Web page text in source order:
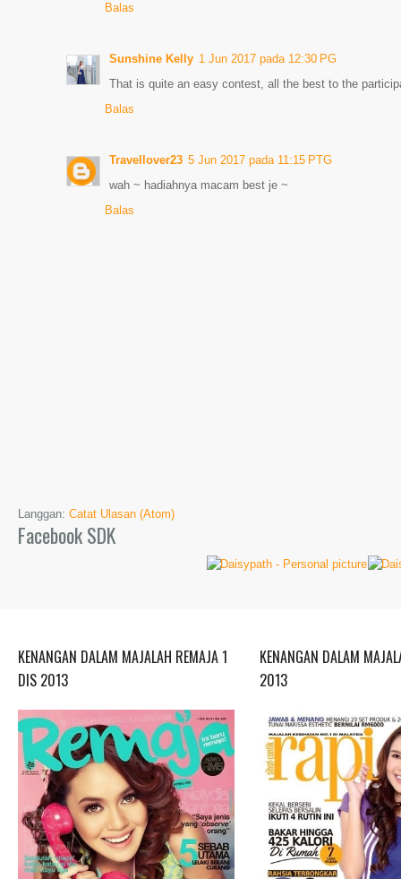
Balas
Sunshine Kelly 1 Jun 2017 pada 12:30 PG
That is quite an easy contest, all the best to the
Balas
Travellover23 5 Jun 2017 pada 11:15 PTG
wah ~ hadiahnya macam best je ~
Balas
Langgan: Catat Ulasan (Atom)
Facebook SDK
KENANGAN DALAM MAJALAH REMAJA 1
DIS 2013
KENANGAN DALAM
2013